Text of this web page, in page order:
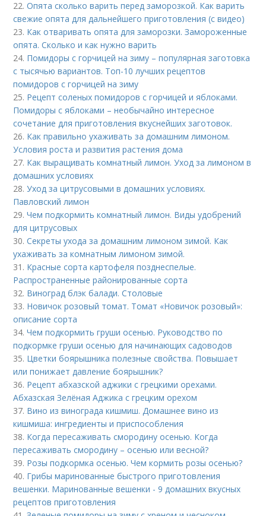
22.Опята сколько варить перед заморозкой. Как варить
свежие опята для дальнейшего приготовления (с видео)
23. Как отваривать опята для заморозки. Замороженные
опята. Сколько и как нужно варить
24. Помидоры с горчицей на зиму – популярная заготовка
с тысячью вариантов. Топ-10 лучших рецептов
помидоров с горчицей на зиму
25. Рецепт соленых помидоров с горчицей и яблоками.
Помидоры с яблоками – необычайно интересное
сочетание для приготовления вкуснейших заготовок.
26. Как правильно ухаживать за домашним лимоном.
Условия роста и развития растения дома
27. Как выращивать комнатный лимон. Уход за лимоном в
домашних условиях
28.Уход за цитрусовыми в домашних условиях.
Павловский лимон
29.Чем подкормить комнатный лимон. Виды удобрений
для цитрусовых
30.Секреты ухода за домашним лимоном зимой. Как
ухаживать за комнатным лимоном зимой.
31. Красные сорта картофеля позднеспелые.
Распространенные районированные сорта
32. Виноград блэк балади. Столовые
33. Новичок розовый томат. Томат «Новичок розовый»:
описание сорта
34.Чем подкормить груши осенью. Руководство по
подкормке груши осенью для начинающих садоводов
35. Цветки боярышника полезные свойства. Повышает
или понижает давление боярышник?
36. Рецепт абхазской аджики с грецкими орехами.
Абхазская Зелёная Аджика с грецким орехом
37. Вино из винограда кишмиш. Домашнее вино из
кишмиша: ингредиенты и приспособления
38. Когда пересаживать смородину осенью. Когда
пересаживать смородину – осенью или весной?
39. Розы подкормка осенью. Чем кормить розы осенью?
40. Грибы маринованные быстрого приготовления
вешенки. Маринованные вешенки - 9 домашних вкусных
рецептов приготовления